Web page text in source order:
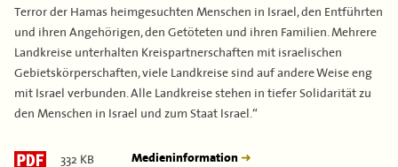
Terror der Hamas heimgesuchten Menschen in Israel, den Entführten
und ihren Angehörigen, den Getöteten und ihren Familien. Mehrere
Landkreise unterhalten Kreispartnerschaften mit israelischen
Gebietskörperschaften, viele Landkreise sind auf andere Weise eng
mit Israel verbunden. Alle Landkreise stehen in tiefer Solidarität zu
den Menschen in Israel und zum Staat Israel.“
332 KB Medieninformation